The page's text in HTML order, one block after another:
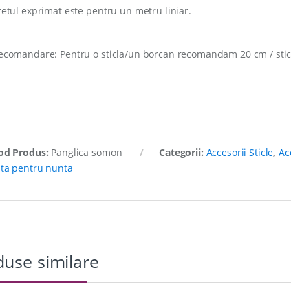
exprimat este pentru un metru liniar.
Pentru o sticla/un borcan recomandam 20 cm /
Produs: Panglica somon Categorii: Accesorii Sticle,
pentru nunta
similare